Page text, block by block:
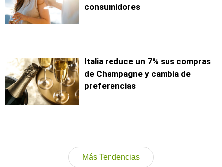
consumidores
Italia reduce un 7% sus compras
de Champagne y cambia de
preferencias
Más Tendencias